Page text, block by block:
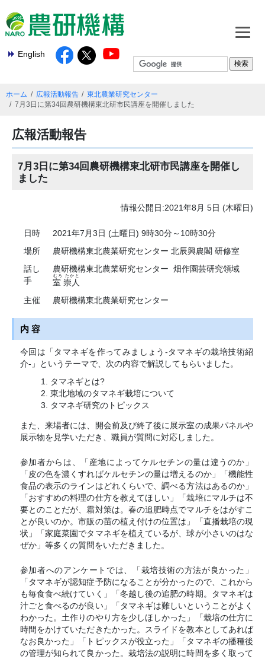
English
ホーム 広報活動報告
東北農業研究センター
7月3日に第34回農研機構東北研市民講座を開催しました
広報活動報告
7月3日に第34回農研機構東北研市民講座を開催し
ました
情報公開日:2021年8月 5日 (木曜日)
日時
2021年7月3日 (土曜日) 9時30分～10時30分
場所
農研機構東北農業研究センター 北辰興農閣 研修室
話し
手
農研機構東北農業研究センター 畑作園芸研究領域
室 崇人
むろ たかと
主催 農研機構東北農業研究センター
内 容
今回は「タマネギを作ってみましょう-タマネギの栽培技術紹
介-」というテーマで、次の内容で解説してもらいました。
タマネギとは?
東北地域のタマネギ栽培について
タマネギ研究のトピックス
また、来場者には、開会前及び終了後に展示室の成果パネルや
展示物を見学いただき、職員が質問に対応しました。
参加者からは、「産地によってケルセチンの量は違うのか」
「皮の色を濃くすればケルセチンの量は増えるのか」「機能性
食品の表示のラインはどれくらいで、調べる方法はあるのか」
「おすすめの料理の仕方を教えてほしい」「栽培にマルチは不
要とのことだが、霜対策は。春の追肥時点でマルチをはがすこ
とが良いのか。市販の苗の植え付けの位置は」「直播栽培の現
状」「家庭菜園でタマネギを植えているが、球が小さいのはな
ぜか」等多くの質問をいただきました。
参加者へのアンケートでは、「栽培技術の方法が良かった」
「タマネギが認知症予防になることが分かったので、これから
も毎食食べ続けていく」「冬越し後の追肥の時期。タマネギは
汁ごと食べるのが良い」「タマネギは難しいということがよく
わかった。土作りのやり方を少しほしかった」「栽培の仕方に
時間をかけていただきたかった。スライドを教本としてあれば
なお良かった」「トピックスが役立った」「タマネギの播種後
の管理が知られて良かった。栽培法の説明に時間を多く取って